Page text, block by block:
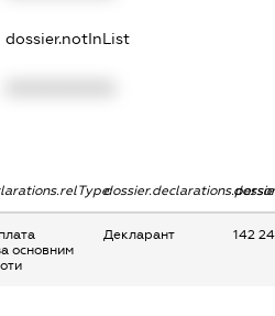
dossier.notInList
основним
Декларант 142